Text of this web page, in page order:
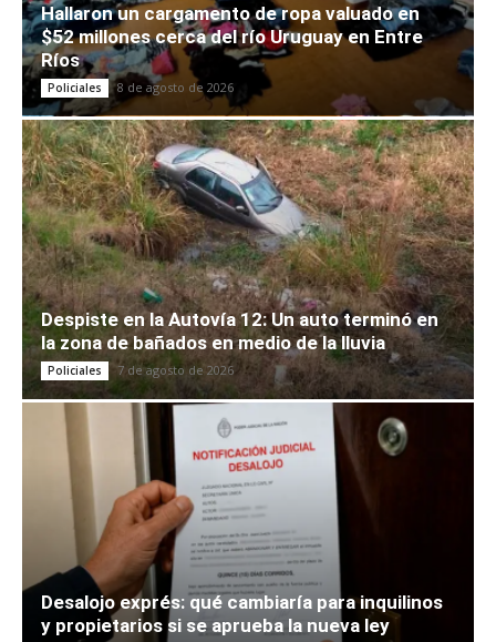
Hallaron un cargamento de ropa valuado en
$52 millones cerca del río Uruguay en Entre
Ríos
Policiales 8 de agosto de 2026
Despiste en la Autovía 12: Un auto terminó en
la zona de bañados en medio de la lluvia
Policiales 7 de agosto de 2026
Desalojo exprés: qué cambiaría para inquilinos
y propietarios si se aprueba la nueva ley